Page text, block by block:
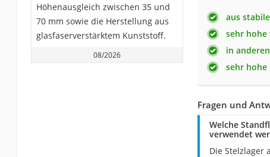
Höhenausgleich zwischen 35 und
70 mm sowie die Herstellung aus
glasfaserverstärktem Kunststoff.
08/2026
aus
sehr hohe
in
sehr hohe
Fragen und
Welche
verwendet
Die Stelzlager